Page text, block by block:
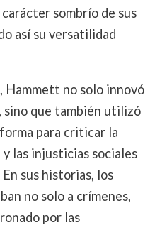
sombrío de sus
así su versatilidad
Hammett no solo innovó
que también utilizó
para criticar la
las injusticias sociales
sus historias, los
no solo a crímenes,
por las